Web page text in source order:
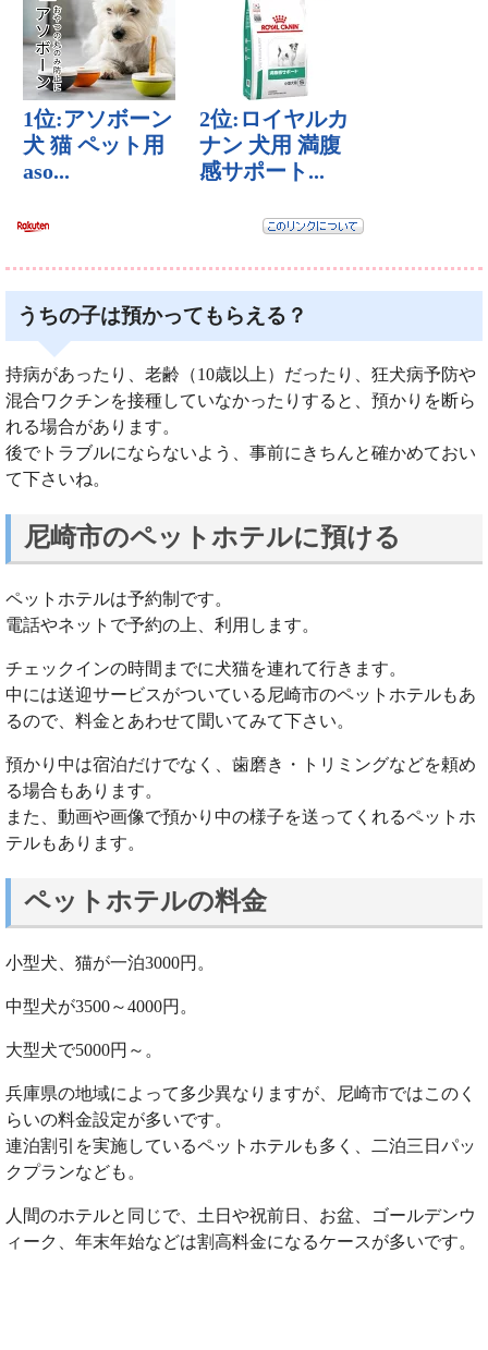
うちの子は預かってもらえる？
持病があったり、老齢（10歳以上）だったり、狂犬病予防や
混合ワクチンを接種していなかったりすると、預かりを断ら
れる場合があります。
後でトラブルにならないよう、事前にきちんと確かめておい
て下さいね。
尼崎市のペットホテルに預ける
ペットホテルは予約制です。
電話やネットで予約の上、利用します。
チェックインの時間までに犬猫を連れて行きます。
中には送迎サービスがついている尼崎市のペットホテルもあ
るので、料金とあわせて聞いてみて下さい。
預かり中は宿泊だけでなく、歯磨き・トリミングなどを頼め
る場合もあります。
また、動画や画像で預かり中の様子を送ってくれるペットホ
テルもあります。
ペットホテルの料金
小型犬、猫が一泊3000円。
中型犬が3500～4000円。
大型犬で5000円～。
兵庫県の地域によって多少異なりますが、尼崎市ではこのく
らいの料金設定が多いです。
連泊割引を実施しているペットホテルも多く、二泊三日パッ
クプランなども。
人間のホテルと同じで、土日や祝前日、お盆、ゴールデンウ
ィーク、年末年始などは割高料金になるケースが多いです。